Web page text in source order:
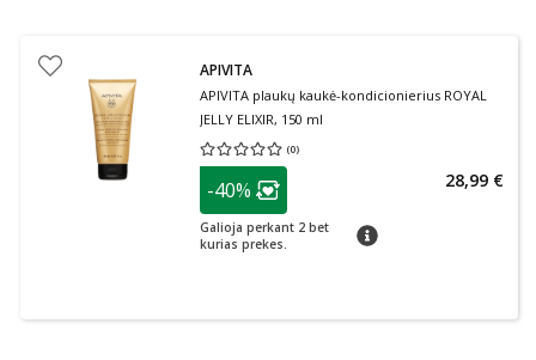
APIVITA
APIVITA plaukų kaukė-kondicionierius ROYAL
JELLY ELIXIR, 150 ml
(0)
Vidutinis įvertinimas 0.00
patarimas
Lojalumo klubo narių nuolaida
-40%
Galioja perkant 2 bet
kurias prekes.
patarimas
28,99 €